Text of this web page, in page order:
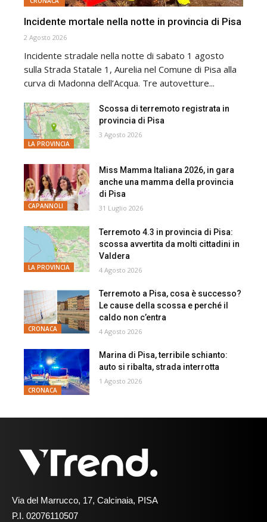
Incidente mortale nella notte in provincia di Pisa
2 Agosto 2026
Incidente stradale nella notte di sabato 1 agosto
sulla Strada Statale 1, Aurelia nel Comune di Pisa alla
curva di Madonna dell’Acqua. Tre autovetture...
LA PROVINCIA
Scossa di terremoto registrata in
provincia di Pisa
3 Agosto 2026
CAPANNOLI
Miss Mamma Italiana 2026, in gara
anche una mamma della provincia
di Pisa
31 Luglio 2026
LA PROVINCIA
Terremoto 4.3 in provincia di Pisa:
scossa avvertita da molti cittadini in
Valdera
4 Agosto 2026
CRONACA
Terremoto a Pisa, cosa è successo?
Le cause della scossa e perché il
caldo non c’entra
4 Agosto 2026
CRONACA
Marina di Pisa, terribile schianto:
auto si ribalta, strada interrotta
1 Agosto 2026
Via del Marrucco, 17, Calcinaia, PISA
P.I. 02076110507